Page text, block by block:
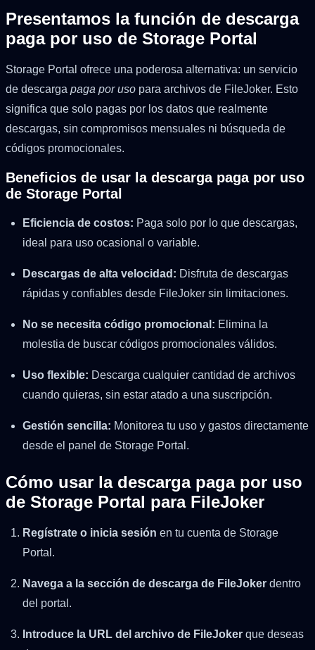
Presentamos la función de descarga
paga por uso de Storage Portal
Storage Portal ofrece una poderosa alternativa: un servicio
de descarga paga por uso para archivos de FileJoker. Esto
significa que solo pagas por los datos que realmente
descargas, sin compromisos mensuales ni búsqueda de
códigos promocionales.
Beneficios de usar la descarga paga por uso
de Storage Portal
Eficiencia de costos: Paga solo por lo que descargas,
ideal para uso ocasional o variable.
Descargas de alta velocidad: Disfruta de descargas
rápidas y confiables desde FileJoker sin limitaciones.
No se necesita código promocional: Elimina la
molestia de buscar códigos promocionales válidos.
Uso flexible: Descarga cualquier cantidad de archivos
cuando quieras, sin estar atado a una suscripción.
Gestión sencilla: Monitorea tu uso y gastos directamente
desde el panel de Storage Portal.
Cómo usar la descarga paga por uso
de Storage Portal para FileJoker
Regístrate o inicia sesión en tu cuenta de Storage
Portal.
Navega a la sección de descarga de FileJoker dentro
del portal.
Introduce la URL del archivo de FileJoker que deseas